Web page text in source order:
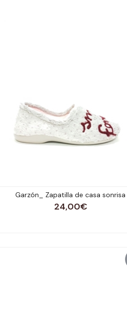
Garzón_ Zapatilla de casa sonrisa
24,00€